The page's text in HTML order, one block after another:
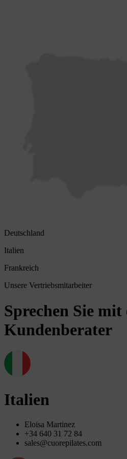
Deutschland
Italien
Frankreich
Unsere Vertriebsmitarbeiter
Sprechen Sie mit
Kundenberater
Italien
Eloisa Martinez
+34 640 31 72 84
sales@cuorepilates.com